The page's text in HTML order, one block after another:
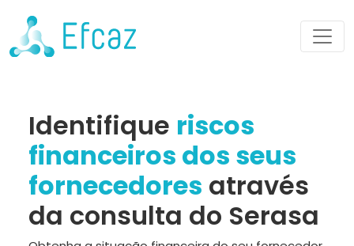
Identifique riscos
financeiros dos seus
fornecedores através
da consulta do Serasa